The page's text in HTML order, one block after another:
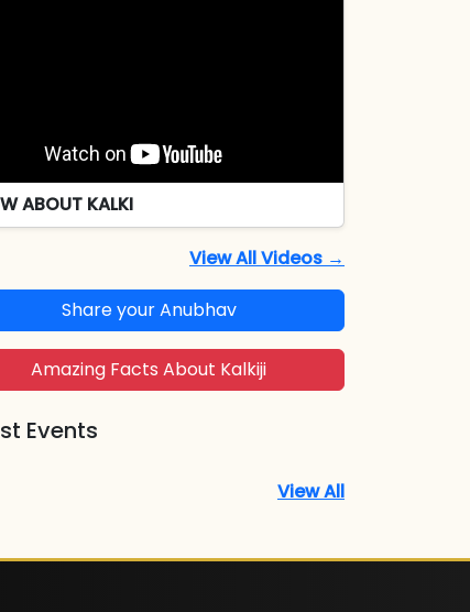
ABOUT KALKI
View All Videos →
Share your Anubhav
Amazing Facts About Kalkiji
Events
View All